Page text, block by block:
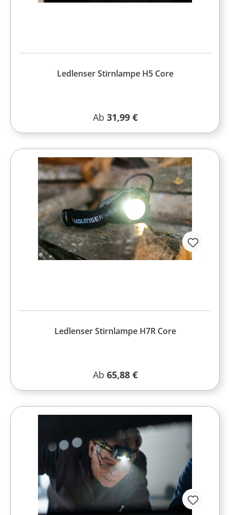
Ledlenser Stirnlampe H5 Core
Regulärer Preis:
Ab 31,99 €
Ledlenser Stirnlampe H7R Core
Regulärer Preis:
Ab 65,88 €